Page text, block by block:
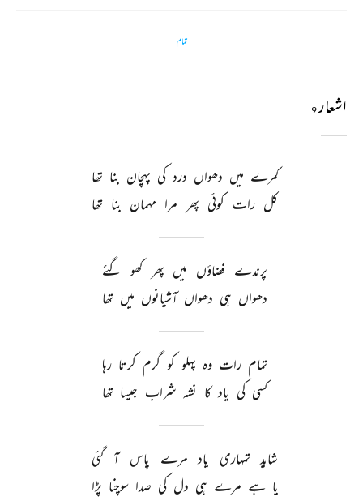
تمام
اشعار9
کمرے میں دھواں درد کی پہچان بنا تھا
کل رات کوئی پھر مرا مہمان بنا تھا
پرندے فضاؤں میں پھر کھو گئے
دھواں ہی دھواں آشیانوں میں تھا
تمام رات وہ پہلو کو گرم کرتا رہا
کسی کی یاد کا نشہ شراب جیسا تھا
شاید تمہاری یاد مرے پاس آ گئی
یا ہے مرے ہی دل کی صدا سوچنا پڑا